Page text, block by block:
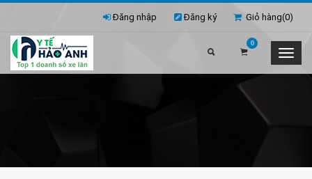
Giỏ hàng(0)
Đăng nhập Đăng ký
0